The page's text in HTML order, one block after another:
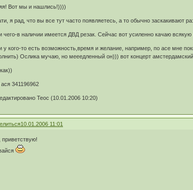
Вот мы и нашлись!))))
я рад, что вы все тут часто появляетесь, а то обычно заскакивают
чего-в наличии имеется ДВД резак. Сейчас вот усиленно качаю
у кого-то есть возможность,время и желание, например, по асе мне
Ослика мучаю, но мееедленный он))) вот концерт
341196962
Teoc (10.01.2006 10:20)
10.01.2006 11:01
приветствую!